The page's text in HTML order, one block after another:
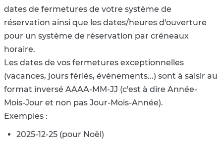
dates de fermetures de votre système de
réservation ainsi que les dates/heures d'ouverture
pour un système de réservation par créneaux
horaire.
Les dates de vos fermetures exceptionnelles
(vacances, jours fériés, événements...) sont à saisir au
format inversé AAAA-MM-JJ (c'est à dire Année-
Mois-Jour et non pas Jour-Mois-Année).
Exemples :
2025-12-25 (pour Noël)